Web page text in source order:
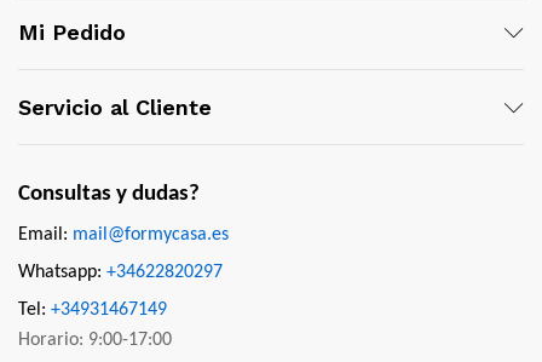
Mi Pedido
Servicio al Cliente
Consultas y dudas?
Email: mail@formycasa.es
Whatsapp: +34622820297
Tel: +34931467149
Horario: 9:00-17:00